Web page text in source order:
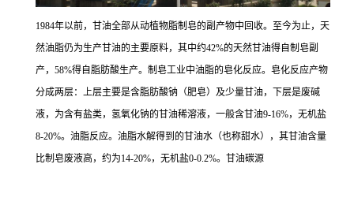
1984年以前，甘油全部从动植物脂制皂的副产物中回收。至今为止，天
然油脂仍为生产甘油的主要原料，其中约42%的天然甘油得自制皂副
产，58%得自脂肪酸生产。制皂工业中油脂的皂化反应。皂化反应产物
分成两层：上层主要是含脂肪酸钠（肥皂）及少量甘油，下层是废碱
液，为含有盐类，氢氧化钠的甘油稀溶液，一般含甘油9-16%，无机盐
8-20%。油脂反应。油脂水解得到的甘油水（也称甜水），其甘油含量
比制皂废液高，约为14-20%，无机盐0-0.2%。甘油碳源